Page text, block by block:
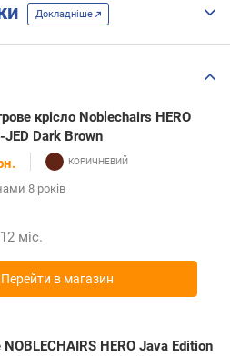
Докладніше
крісло Noblechairs HERO
Dark Brown
8 років
міс.
Перейти в магазин
NOBLECHAIRS HERO Java Edition